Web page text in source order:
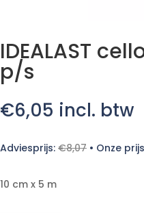
IDEALAST
p/s
€6,05 incl. btw
Adviesprijs: €8,07 • Onze
10 cm x 5 m